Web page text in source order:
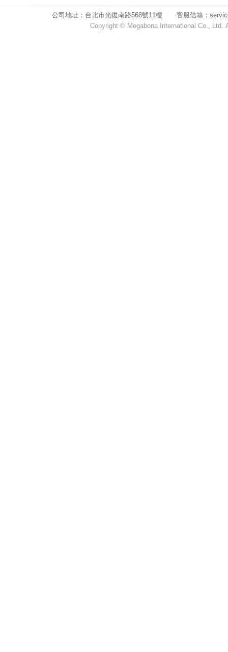
公司地址：台北市光復南路568號11樓 客服信箱：
Copyright © Megabona International Co.,